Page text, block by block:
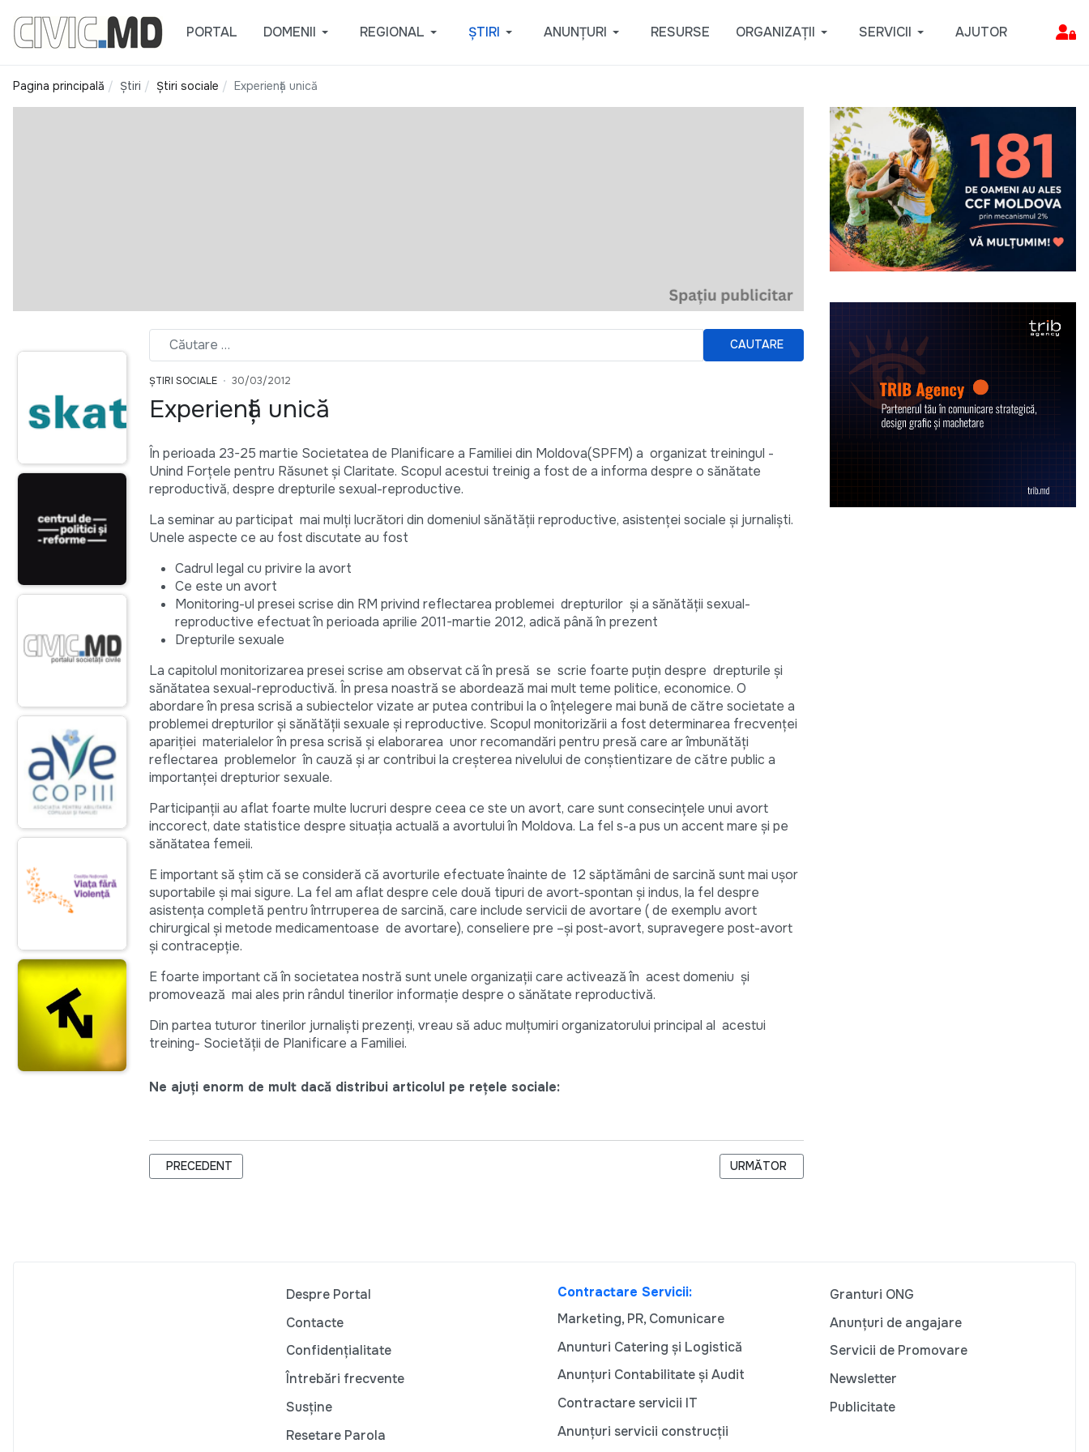
PORTAL DOMENII REGIONAL ȘTIRI ANUNȚURI RESURSE ORGANIZAȚII SERVICII AJUTOR
Pagina principală Știri Știri sociale Experiență unică
CAUTARE
ȘTIRI SOCIALE 30/03/2012
Experiență unică
În perioada 23-25 martie Societatea de Planificare a Familiei din Moldova(SPFM) a organizat treiningul -
Unind Forțele pentru Răsunet și Claritate. Scopul acestui treinig a fost de a informa despre o sănătate
reproductivă, despre drepturile sexual-reproductive.
La seminar au participat mai mulți lucrători din domeniul sănătății reproductive, asistenței sociale și jurnaliști.
Unele aspecte ce au fost discutate au fost
Cadrul legal cu privire la avort
Ce este un avort
Monitoring-ul presei scrise din RM privind reflectarea problemei drepturilor și a sănătății sexual-
reproductive efectuat în perioada aprilie 2011-martie 2012, adică până în prezent
Drepturile sexuale
La capitolul monitorizarea presei scrise am observat că în presă se scrie foarte puțin despre drepturile și
sănătatea sexual-reproductivă. În presa noastră se abordează mai mult teme politice, economice. O
abordare în presa scrisă a subiectelor vizate ar putea contribui la o înțelegere mai bună de către societate a
problemei drepturilor și sănătății sexuale și reproductive. Scopul monitorizării a fost determinarea frecvenței
apariției materialelor în presa scrisă și elaborarea unor recomandări pentru presă care ar îmbunătăți
reflectarea problemelor în cauză și ar contribui la creșterea nivelului de conștientizare de către public a
importanței drepturior sexuale.
Participanții au aflat foarte multe lucruri despre ceea ce ste un avort, care sunt consecințele unui avort
inccorect, date statistice despre situația actuală a avortului în Moldova. La fel s-a pus un accent mare și pe
sănătatea femeii.
E important să știm că se consideră că avorturile efectuate înainte de 12 săptămâni de sarcină sunt mai ușor
suportabile și mai sigure. La fel am aflat despre cele două tipuri de avort-spontan și indus, la fel despre
asistența completă pentru întrruperea de sarcină, care include servicii de avortare ( de exemplu avort
chirurgical și metode medicamentoase de avortare), conseliere pre –și post-avort, supravegere post-avort
și contracepție.
E foarte important că în societatea nostră sunt unele organizații care activează în acest domeniu și
promovează mai ales prin rândul tinerilor informație despre o sănătate reproductivă.
Din partea tuturor tinerilor jurnaliști prezenți, vreau să aduc mulțumiri organizatorului principal al acestui
treining- Societății de Planificare a Familiei.
Ne ajuți enorm de mult dacă distribui articolul pe rețele sociale:
ARTICOL PRECEDENT: VLAD FILAT: "MĂ ANGAJEZ PLENAR SĂ PROMOVEZ TINERELE FEMEI ÎN POLITICA REPUBLICII MOLDOVA"
PRECEDENT ARTICOLUL URMĂTOR: ATELIERUL DE LUCRU CU CADRELE
URMĂTOR
Despre Portal
Contacte
Confidențialitate
Întrebări frecvente
Susține
Resetare Parola
Contractare Servicii:
Marketing, PR, Comunicare
Anunturi Catering și Logistică
Anunțuri Contabilitate și Audit
Contractare servicii IT
Anunțuri servicii construcții
Granturi ONG
Anunțuri de angajare
Servicii de Promovare
Newsletter
Publicitate